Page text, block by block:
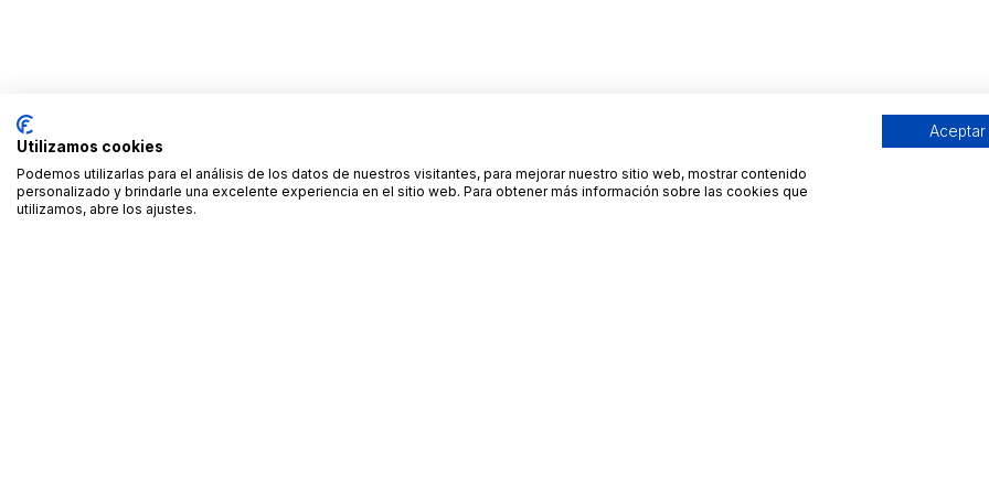
Utilizamos cookies
Podemos utilizarlas para el análisis de los datos de nuestros visitantes, para mejorar nuestro sitio web, mostrar contenido
personalizado y brindarle una excelente experiencia en el sitio web. Para obtener más información sobre las cookies que
utilizamos, abre los ajustes.